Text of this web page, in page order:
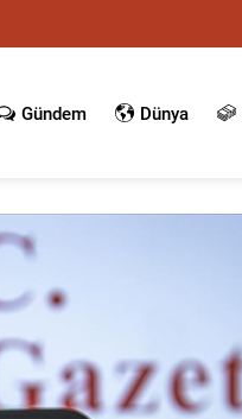
Gündem Dünya